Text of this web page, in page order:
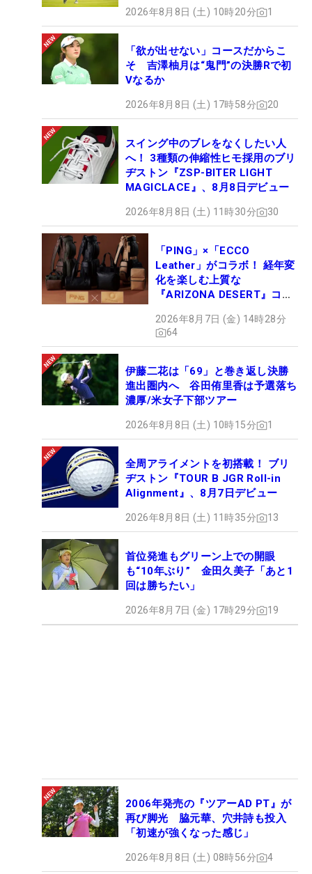
2026年8月8日 (土) 10時20分 1
「欲が出せない」コースだからこ
そ 吉澤柚月は“鬼門”の決勝Rで初
Vなるか
2026年8月8日 (土) 17時58分 20
スイング中のブレをなくしたい人
へ！ 3種類の伸縮性ヒモ採用のブリ
ヂストン『ZSP-BITER LIGHT
MAGICLACE』、8月8日デビュー
2026年8月8日 (土) 11時30分 30
「PING」×「ECCO
Leather」がコラボ！ 経年変
化を楽しむ上質な
『ARIZONA DESERT』コレ
ュー
2026年8月7日 (金) 14時28分
64
伊藤二花は「69」と巻き返し決勝
進出圏内へ 谷田侑里香は予選落ち
濃厚/米女子下部ツアー
2026年8月8日 (土) 10時15分 1
全周アライメントを初搭載！ ブリ
ヂストン『TOUR B JGR Roll-in
Alignment』、8月7日デビュー
2026年8月8日 (土) 11時35分 13
首位発進もグリーン上での開眼
も“10年ぶり” 金田久美子「あと1
回は勝ちたい」
2026年8月7日 (金) 17時29分 19
2006年発売の『ツアーAD PT』が
再び脚光 脇元華、穴井詩も投入
「初速が強くなった感じ」
2026年8月8日 (土) 08時56分 4